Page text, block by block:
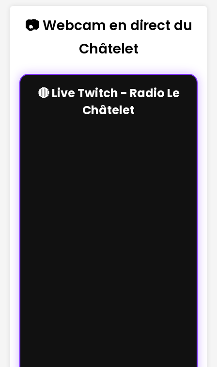
📷 Webcam en direct du
Châtelet
🔴 Live Twitch - Radio Le
Châtelet